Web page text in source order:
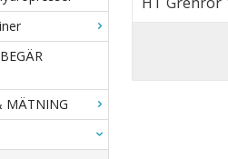
MÄTNING